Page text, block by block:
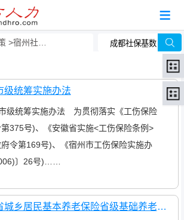
宿州社保新政策
级统筹实施办法
级统筹实施办法 为贯彻落实《工伤保险
375号)、《安徽省实施<工伤保险条例>
令第169号)、《宿州市工伤保险实施办
〕26号)……
关于统一提高全省城乡居民基本养老保险省级基础养老金最低标准的通知